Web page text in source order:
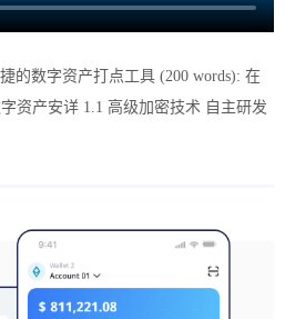
的数字资产打点工具 (200 words): 在
资产安详 1.1 高级加密技术 自主研发